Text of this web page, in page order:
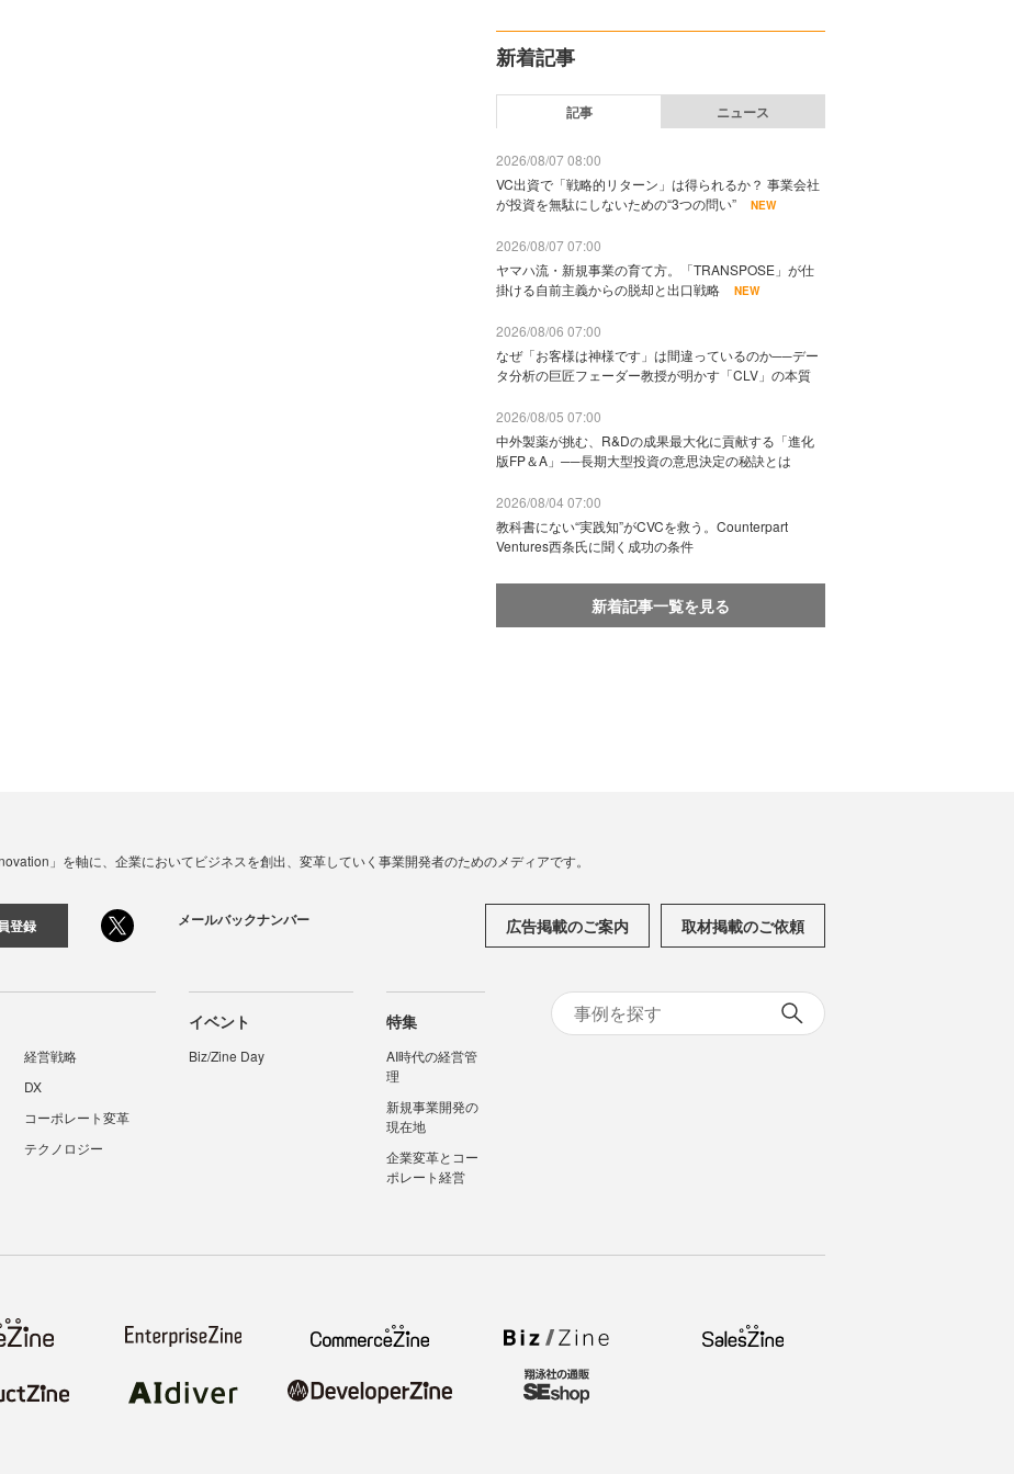
新着記事
記事 ニュース
2026/08/07 08:00
VC出資で「戦略的リターン」は得られるか？ 事業会社
が投資を無駄にしないための“3つの問い”
NEW
2026/08/07 07:00
ヤマハ流・新規事業の育て方。「TRANSPOSE」が仕
掛ける自前主義からの脱却と出口戦略
NEW
2026/08/06 07:00
なぜ「お客様は神様です」は間違っているのか──デー
タ分析の巨匠フェーダー教授が明かす「CLV」の本質
2026/08/05 07:00
中外製薬が挑む、R&Dの成果最大化に貢献する「進化
版FP＆A」──長期大型投資の意思決定の秘訣とは
2026/08/04 07:00
教科書にない“実践知”がCVCを救う。Counterpart
Ventures西条氏に聞く成功の条件
新着記事一覧を見る
」を軸に、企業においてビジネスを創出、変革していく事業開発者のためのメディアです。
登録 メールバックナンバー 広告掲載のご案内 取材掲載のご依頼
経営戦略
DX
コーポレート変革
テクノロジー
イベント
Biz/Zine Day
特集
AI時代の経営管
理
新規事業開発の
現在地
企業変革とコー
ポレート経営